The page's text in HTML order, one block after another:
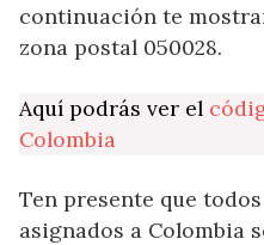
continuación te
zona postal 050028.
Aquí podrás ver el
Colombia
Ten presente que
asignados a Colombia